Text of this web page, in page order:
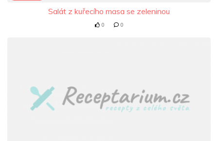
Salát z kuřecího masa se zeleninou
0 0